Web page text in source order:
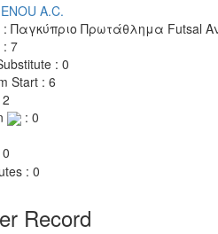
A.C.
: Παγκύπριο Πρωτάθλημα Futsal
: 7
: 0
Start : 6
: 0
: 0
Record